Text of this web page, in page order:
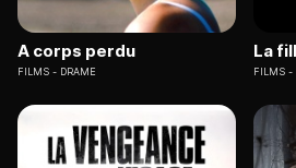
A corps perdu
FILMS DRAME
La
FILMS